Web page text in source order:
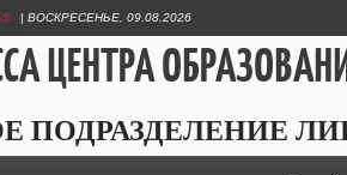
| ВОСКРЕСЕНЬЕ, 09.08.2026
ЦЕНТРА
ПОДРАЗДЕЛЕНИЕ